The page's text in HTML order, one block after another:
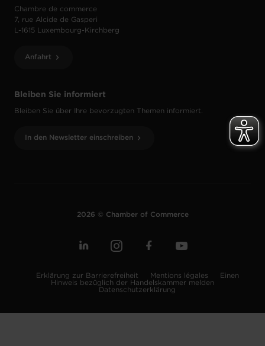
Bleiben Sie informiert
Bleiben Sie über Ihre bevorzugten Themen informiert.
In den Newsletter einschreiben
Chambre de commerce
7, rue Alcide de Gasperi
L-1615 Luxembourg-Kirchberg
Anfahrt
2026 © Chamber of Commerce
Erklärung zur Barrierefreiheit Mentions légales
Einen
Hinweis bezüglich der Handelskammer melden
Datenschutzerklärung